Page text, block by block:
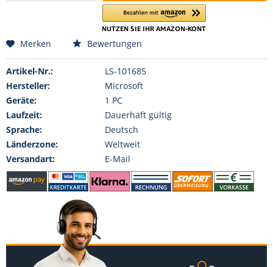
Merken Bewertungen
Artikel-Nr.:
LS-101685
Hersteller:
Microsoft
Geräte:
1 PC
Laufzeit:
Dauerhaft gültig
Sprache:
Deutsch
Länderzone:
Weltweit
Versandart:
E-Mail